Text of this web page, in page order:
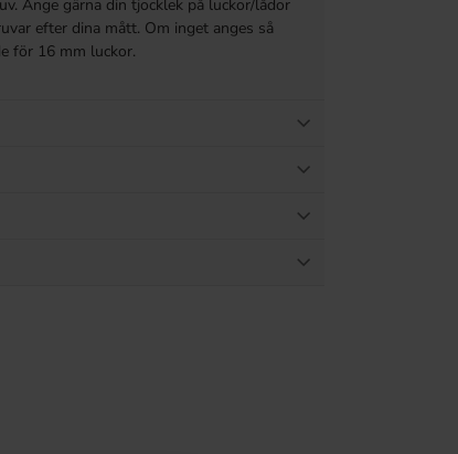
Ange gärna din tjocklek på luckor/lådor
efter dina mått. Om inget anges så
för 16 mm luckor.